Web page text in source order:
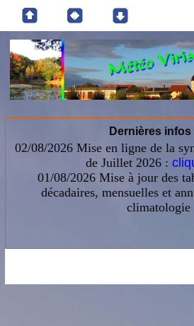
Dernières infos
02/08/2026 Mise en ligne de la
de Juillet 2026 :
01/08/2026 Mise à jour des
décadaires, mensuelles et
climatologie